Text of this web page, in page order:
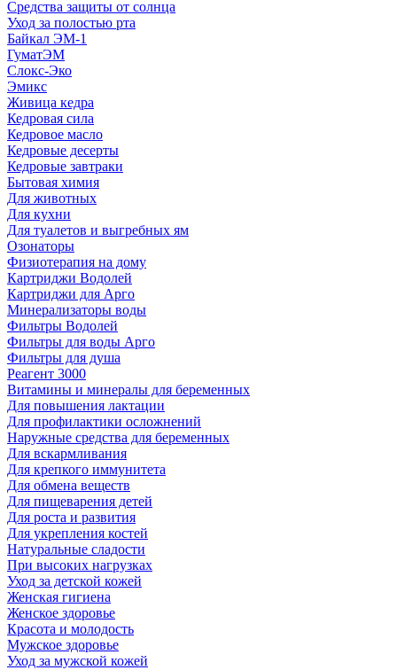
Средства защиты от солнца
Уход за полостью рта
Байкал ЭМ-1
ГуматЭМ
Слокс-Эко
Эмикс
Живица кедра
Кедровая сила
Кедровое масло
Кедровые десерты
Кедровые завтраки
Бытовая химия
Для животных
Для кухни
Для туалетов и выгребных ям
Озонаторы
Физиотерапия на дому
Картриджи Водолей
Картриджи для Арго
Минерализаторы воды
Фильтры Водолей
Фильтры для воды Арго
Фильтры для душа
Реагент 3000
Витамины и минералы для беременных
Для повышения лактации
Для профилактики осложнений
Наружные средства для беременных
Для вскармливания
Для крепкого иммунитета
Для обмена веществ
Для пищеварения детей
Для роста и развития
Для укрепления костей
Натуральные сладости
При высоких нагрузках
Уход за детской кожей
Женская гигиена
Женское здоровье
Красота и молодость
Мужское здоровье
Уход за мужской кожей